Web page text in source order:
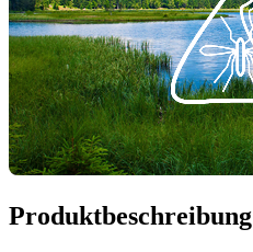
Produktbeschreibung